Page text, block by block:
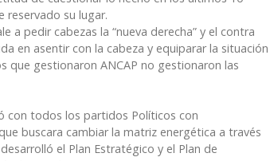
reservado su lugar.
a pedir cabezas la “nueva derecha” y el contra
en asentir con la cabeza y equiparar la situación
que gestionaron ANCAP no gestionaron las
con todos los partidos Políticos con
buscara cambiar la matriz energética a través
el Plan Estratégico y el Plan de